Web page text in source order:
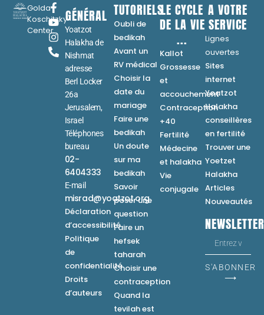
Golda
Koschitzky
Center
GÉNÉRAL
Yoatzot
Halakha de
Nishmat
adresse
Berl Locker
26a
Jerusalem,
Israel
Téléphones
bureau
02-
6404333
E-mail
misrad@yoatzot.org
Déclaration
d’accessibilité
Politique
de
confidentialité
Droits
d’auteurs
TUTORIELS
Oubli de
bedikah
Avant un
RV médical
Choisir la
date du
mariage
Faire une
bedikah
Un doute
sur ma
bedikah
Savoir
poser une
question
Faire un
hefsek
taharah
Choisir une
contraception
Quand la
tevilah est
LE CYCLE
DE LA VIE
...
Kallot
Grossesse
et
accouchement
Contraception
+40
Fertilité
Médecine
et halakha
Vie
conjugale
A VOTRE
SERVICE
Lignes
ouvertes
Sites
internet
Yoatzot
Halakha
conseillères
en fertilité
Trouver une
Yoetzet
Halakha
Articles
Nouveautés
S'ABONNER
⟶